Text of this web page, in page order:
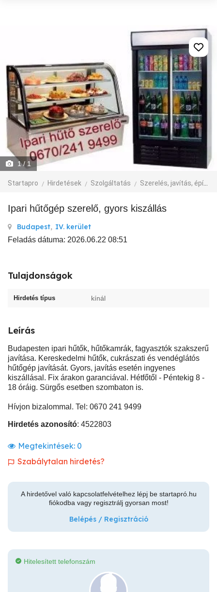
1/ 1
Startapro Hirdetések Szolgáltatás Szerelés, javítás, építkezés
Ipari hűtőgép szerelő, gyors kiszállás
Budapest, IV. kerület
Feladás dátuma: 2026.06.22 08:51
Tulajdonságok
Hirdetés típus kínál
Leírás
Budapesten ipari hűtők, hűtőkamrák, fagyasztók szakszerű
javítása. Kereskedelmi hűtők, cukrászati és vendéglátós
hűtőgép javítását. Gyors, javítás esetén ingyenes
kiszállásal. Fix árakon garanciával. Hétfőtől - Péntekig 8 -
18 óráig. Sürgős esetben szombaton is.
Hívjon bizalommal. Tel: 0670 241 9499
Hirdetés azonosító: 4522803
Megtekintések: 0
Szabálytalan hirdetés?
A hirdetővel való kapcsolatfelvételhez lépj be startapró.hu
fiókodba vagy regisztrálj gyorsan most!
Belépés / Regisztráció
Hitelesített telefonszám